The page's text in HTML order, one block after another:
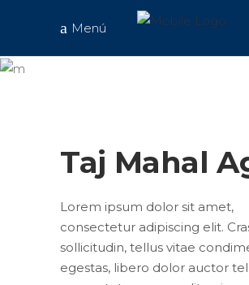
Menú
Taj Mahal
Taj Mahal
Lorem ipsum dolor sit amet,
consectetur adipiscing elit.
sollicitudin, tellus vitae
egestas, libero dolor auctor